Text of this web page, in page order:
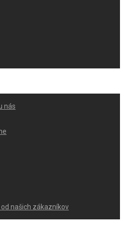
nás
našich zákazníkov